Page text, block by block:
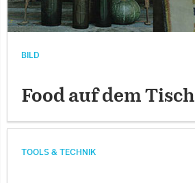
BILD
Food auf dem Tisch
TOOLS & TECHNIK